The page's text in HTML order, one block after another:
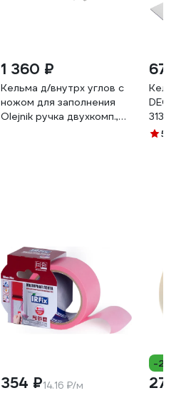
1 360 ₽
Кельма д/внутрх углов с
ножом для заполнения
Olejnik ручка двухкомп.,
674
3130
5
354 ₽14.16 ₽/м
-20%
275